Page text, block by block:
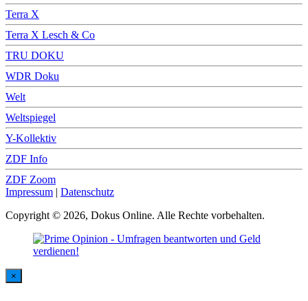
Terra X
Terra X Lesch & Co
TRU DOKU
WDR Doku
Welt
Weltspiegel
Y-Kollektiv
ZDF Info
ZDF Zoom
Impressum | Datenschutz
Copyright © 2026, Dokus Online. Alle Rechte vorbehalten.
×